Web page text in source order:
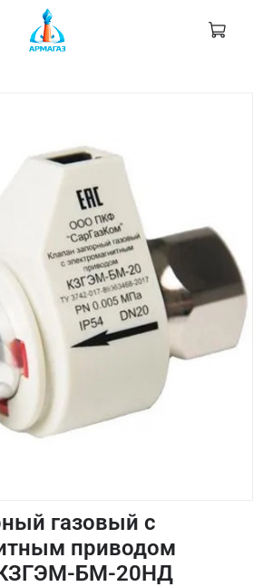
газовый с
приводом
БМ-20НД